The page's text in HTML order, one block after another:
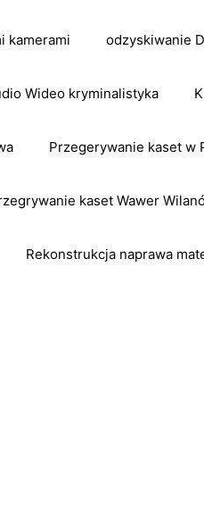
kamerami odzyskiwanie
Wideo kryminalistyka
Przegerywanie kaset w
kaset Wawer
Rekonstrukcja naprawa